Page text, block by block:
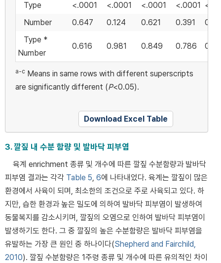
Type
<.0001 <.0001 <.0001 <.0001
Number
0.647 0.124 0.621 0.391
Type *
Number
0.616 0.981 0.849 0.786
a-c Means in same rows with different superscripts
are significantly different (P<0.05).
Download Excel Table
3. 깔짚 내 수분 함량 및 발바닥 피부염
육계 enrichment 종류 및 개수에 따른 깔짚 수분함량과 발바닥
피부염 결과는 각각 Table 5, 6에 나타내었다. 육계는 깔짚이 많은
환경에서 사육이 되며, 최소한의 조건으로 주로 사육되고 있다. 하
지만, 습한 환경과 높은 밀도에 의하여 발바닥 피부염이 발생하여
동물복지를 감소시키며, 깔짚의 오염으로 인하여 발바닥 피부염이
발생하기도 한다. 그 중 깔짚의 높은 수분함량은 발바닥 피부염을
유발하는 가장 큰 원인 중 하나이다(Shepherd and Fairchild,
2010). 깔짚 수분함량은 1주령 종류 및 개수에 따른 유의적인 차이